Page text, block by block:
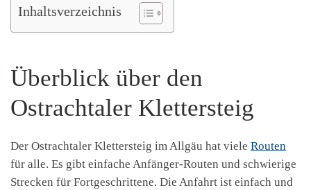
Inhaltsverzeichnis
Überblick über den
Ostrachtaler Klettersteig
Der Ostrachtaler Klettersteig im Allgäu hat viele Routen
für alle. Es gibt einfache Anfänger-Routen und schwierige
Strecken für Fortgeschrittene. Die Anfahrt ist einfach und